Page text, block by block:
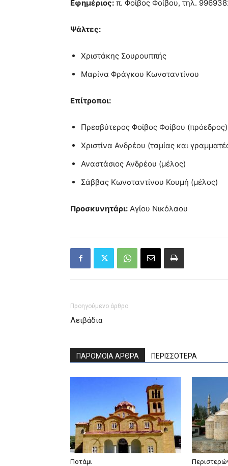
Εφημέριος: π. Φοίβος Φοίβου, τηλ.
Ψάλτες:
Χριστάκης Σουρουππής
Μαρίνα Φράγκου Κωνσταντίνου
Επίτροποι:
Πρεσβύτερος Φοίβος Φοίβου (πρόεδρος)
Χριστίνα Ανδρέου (ταμίας και
Αναστάσιος Ανδρέου (μέλος)
Σάββας Κωνσταντίνου Κουμή (μέλος)
Προσκυνητάρι: Αγίου Νικόλαου
Προηγούμενο άρθρο
Λειβάδια
ΠΑΡΟΜΟΙΑ ΑΡΘΡΑ ΠΕΡΙΣΣΟΤΕΡΑ
Ποτάμι